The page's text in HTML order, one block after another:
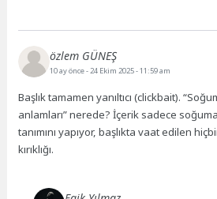
özlem GÜNEŞ
10 ay önce- 24 Ekim 2025 - 11:59 am
Başlık tamamen yanıltıcı (clickbait).
anlamları” nerede? İçerik sadece
tanımını yapıyor, başlıkta vaat edilen
kırıklığı.